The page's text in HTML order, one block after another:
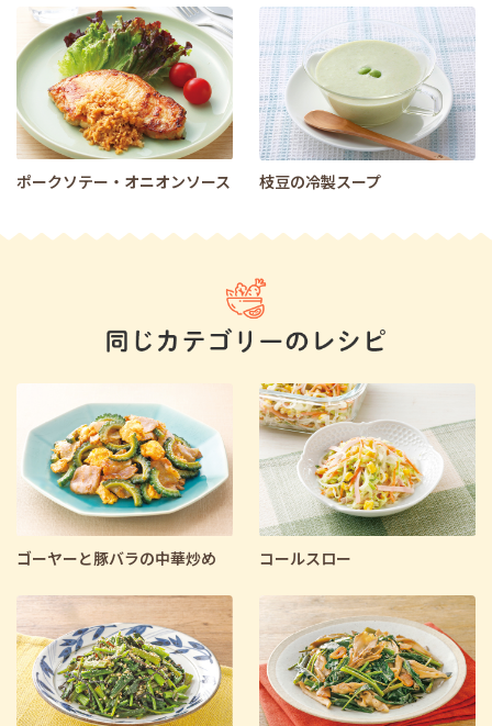
ポークソテー・オニオンソース 枝豆の冷製スープ
ゴーヤーと豚バラの中華炒め コールスロー